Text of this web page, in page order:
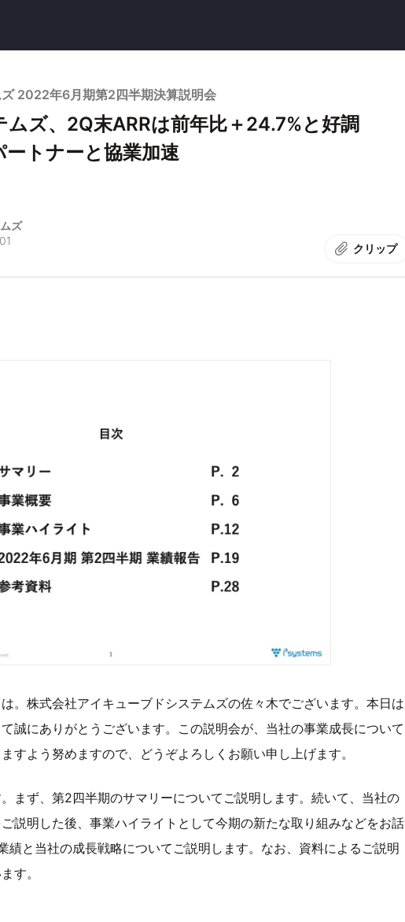
2022年6月期第2四半期決算説明会
ムズ、2Q末ARRは前年比＋24.7%と好調
トナーと協業加速
ズ
クリップ
は。株式会社アイキューブドシステムズの佐々木でございます。本日は
誠にありがとうございます。この説明会が、当社の事業成長について
すよう努めますので、どうぞよろしくお願い申し上げます。
まず、第2四半期のサマリーについてご説明します。続いて、当社の
説明した後、事業ハイライトとして今期の新たな取り組みなどをお話
績と当社の成長戦略についてご説明します。なお、資料によるご説明
す。